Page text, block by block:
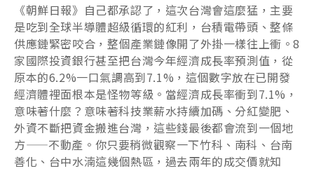
《朝鮮日報》自己都承認了，這次台灣會這麼猛，主要
是吃到全球半導體超級循環的紅利，台積電帶頭、整條
供應鏈緊密咬合，整個產業鏈像開了外掛一樣往上衝。8
家國際投資銀行甚至把台灣今年經濟成長率預測值，從
原本的6.2%一口氣調高到7.1%，這個數字放在已開發
經濟體裡面根本是怪物等級。當經濟成長率衝到7.1%，
意味著什麼？意味著科技業薪水持續加碼、分紅變肥、
外資不斷把資金搬進台灣，這些錢最後都會流到一個地
方——不動產。你只要稍微觀察一下竹科、南科、台南
善化、台中水湳這幾個熱區，過去兩年的成交價就知